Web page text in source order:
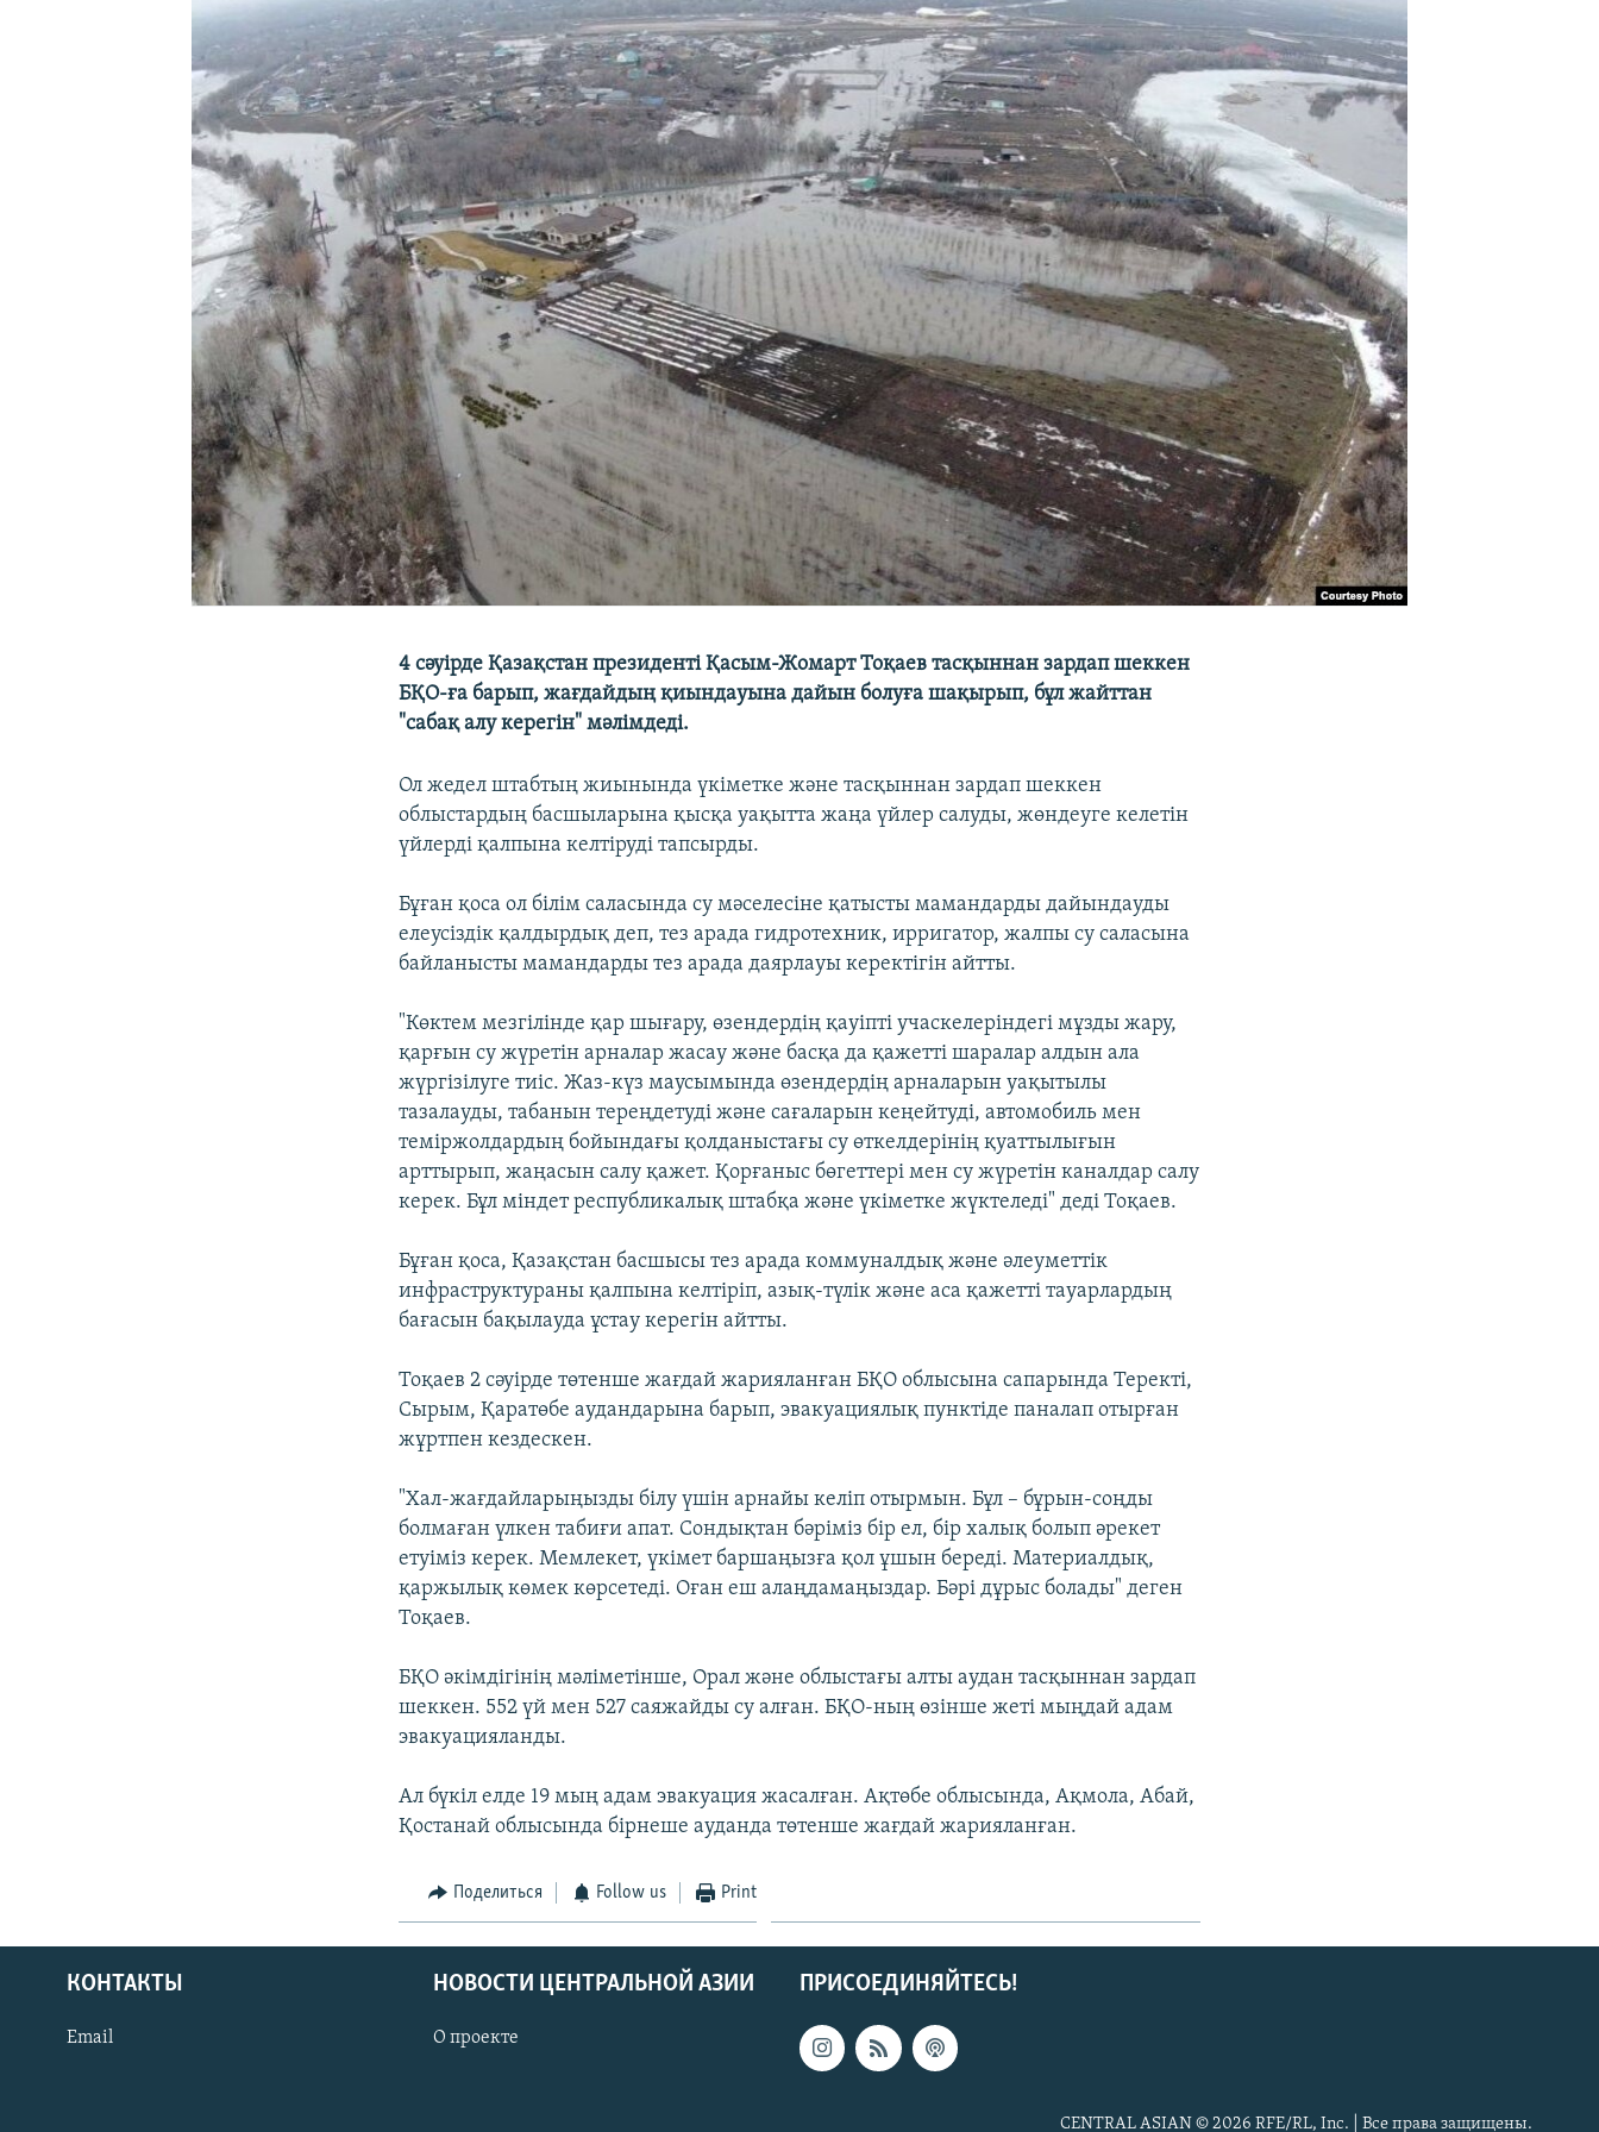
4 сәуірде Қазақстан президенті Қасым-Жомарт Тоқаев тасқыннан зардап шеккен
БҚО-ға барып, жағдайдың қиындауына дайын болуға шақырып, бұл жайттан
"сабақ алу керегін" мәлімдеді.
Ол жедел штабтың жиынында үкіметке және тасқыннан зардап шеккен
облыстардың басшыларына қысқа уақытта жаңа үйлер салуды, жөндеуге келетін
үйлерді қалпына келтіруді тапсырды.
Бұған қоса ол білім саласында су мәселесіне қатысты мамандарды дайындауды
елеусіздік қалдырдық деп, тез арада гидротехник, ирригатор, жалпы су саласына
байланысты мамандарды тез арада даярлауы керектігін айтты.
"Көктем мезгілінде қар шығару, өзендердің қауіпті учаскелеріндегі мұзды жару,
қарғын су жүретін арналар жасау және басқа да қажетті шаралар алдын ала
жүргізілуге тиіс. Жаз-күз маусымында өзендердің арналарын уақытылы
тазалауды, табанын тереңдетуді және сағаларын кеңейтуді, автомобиль мен
теміржолдардың бойындағы қолданыстағы су өткелдерінің қуаттылығын
арттырып, жаңасын салу қажет. Қорғаныс бөгеттері мен су жүретін каналдар салу
керек. Бұл міндет республикалық штабқа және үкіметке жүктеледі" деді Тоқаев.
Бұған қоса, Қазақстан басшысы тез арада коммуналдық және әлеуметтік
инфраструктураны қалпына келтіріп, азық-түлік және аса қажетті тауарлардың
бағасын бақылауда ұстау керегін айтты.
Тоқаев 2 сәуірде төтенше жағдай жарияланған БҚО облысына сапарында Теректі,
Сырым, Қаратөбе аудандарына барып, эвакуациялық пунктіде паналап отырған
жұртпен кездескен.
"Хал-жағдайларыңызды білу үшін арнайы келіп отырмын. Бұл – бұрын-соңды
болмаған үлкен табиғи апат. Сондықтан бәріміз бір ел, бір халық болып әрекет
етуіміз керек. Мемлекет, үкімет баршаңызға қол ұшын береді. Материалдық,
қаржылық көмек көрсетеді. Оған еш алаңдамаңыздар. Бәрі дұрыс болады" деген
Тоқаев.
БҚО әкімдігінің мәліметінше, Орал және облыстағы алты аудан тасқыннан зардап
шеккен. 552 үй мен 527 саяжайды су алған. БҚО-ның өзінше жеті мыңдай адам
эвакуацияланды.
Ал бүкіл елде 19 мың адам эвакуация жасалған. Ақтөбе облысында, Ақмола, Абай,
Қостанай облысында бірнеше ауданда төтенше жағдай жарияланған.
Поделиться Follow us Print
ПРИСОЕДИНЯЙТЕСЬ!
КОНТАКТЫ
Email
НОВОСТИ ЦЕНТРАЛЬНОЙ АЗИИ
О проекте
CENTRAL ASIAN © 2026 RFE/RL, Inc. | Все права защищены.